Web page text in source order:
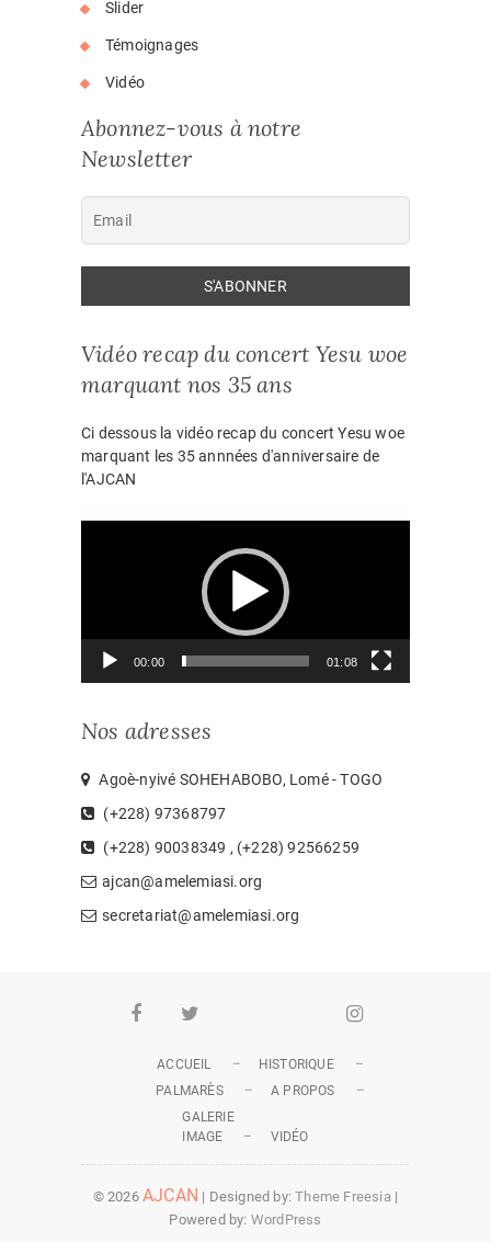
Slider
Témoignages
Vidéo
Abonnez-vous à notre
Newsletter
Vidéo recap du concert Yesu woe
marquant nos 35 ans
Ci dessous la vidéo recap du concert Yesu woe
marquant les 35 annnées d'anniversaire de
l'AJCAN
00:00 01:08
Nos adresses
Agoè-nyivé SOHEHABOBO, Lomé - TOGO
(+228) 97368797
(+228) 90038349 , (+228) 92566259
ajcan@amelemiasi.org
secretariat@amelemiasi.org
Facebook WhatsappInstagram
ACCUEIL
HISTORIQUE
PALMARÈS
A PROPOS
GALERIE
IMAGE
VIDÉO
© 2026AJCAN | Designed by:Theme Freesia |
Powered by: WordPress